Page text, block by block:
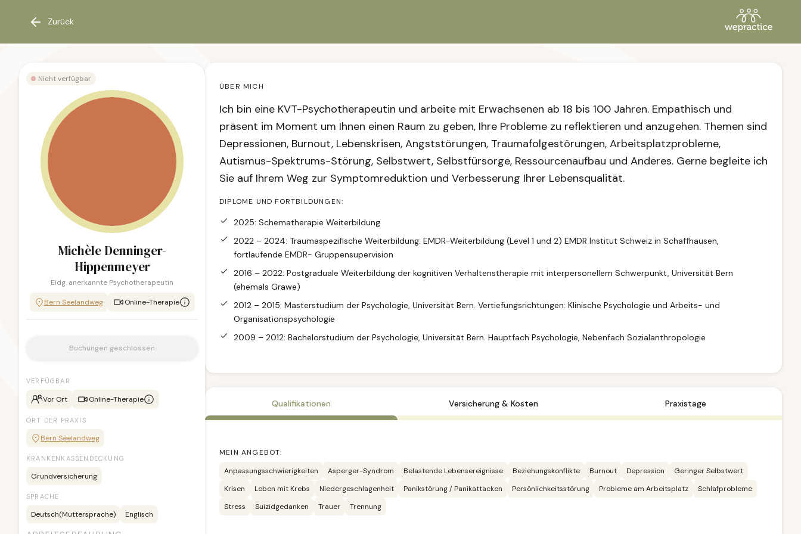
Zurück
Nicht verfügbar
Michèle Denninger-
Hippenmeyer
Eidg. anerkannte Psychotherapeutin
Bern Seelandweg Online-Therapie
Buchungen geschlossen
VERFÜGBAR
Vor Ort Online-Therapie
ORT DER PRAXIS
Bern Seelandweg
KRANKENKASSENDECKUNG
Grundversicherung
SPRACHE
Deutsch(Muttersprache) Englisch
ÜBER MICH
Ich bin eine KVT-Psychotherapeutin und arbeite mit Erwachsenen ab 18 bis 100 Jahren. Empathisch und
präsent im Moment um Ihnen einen Raum zu geben, Ihre Probleme zu reflektieren und anzugehen. Themen sind
Depressionen, Burnout, Lebenskrisen, Angststörungen, Traumafolgestörungen, Arbeitsplatzprobleme,
Autismus-Spektrums-Störung, Selbstwert, Selbstfürsorge, Ressourcenaufbau und Anderes. Gerne begleite ich
Sie auf Ihrem Weg zur Symptomreduktion und Verbesserung Ihrer Lebensqualität.
DIPLOME UND FORTBILDUNGEN:
2025: Schematherapie Weiterbildung
2022 – 2024: Traumaspezifische Weiterbildung: EMDR-Weiterbildung (Level 1 und 2) EMDR Institut Schweiz in Schaffhausen,
fortlaufende EMDR- Gruppensupervision
2016 – 2022: Postgraduale Weiterbildung der kognitiven Verhaltenstherapie mit interpersonellem Schwerpunkt, Universität Bern
(ehemals Grawe)
2012 – 2015: Masterstudium der Psychologie, Universität Bern. Vertiefungsrichtungen: Klinische Psychologie und Arbeits- und
Organisationspsychologie
2009 – 2012: Bachelorstudium der Psychologie, Universität Bern. Hauptfach Psychologie, Nebenfach Sozialanthropologie
Qualifikationen Versicherung & Kosten Praxistage
MEIN ANGEBOT:
Anpassungsschwierigkeiten
Asperger-Syndrom Belastende Lebensereignisse Beziehungskonflikte Burnout Depression
Geringer Selbstwert
Krisen
Leben mit Krebs Niedergeschlagenheit Panikstörung / Panikattacken Persönlichkeitsstörung Probleme am Arbeitsplatz
Schlafprobleme
Stress
Suizidgedanken Trauer Trennung